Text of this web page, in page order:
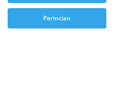
Perincian